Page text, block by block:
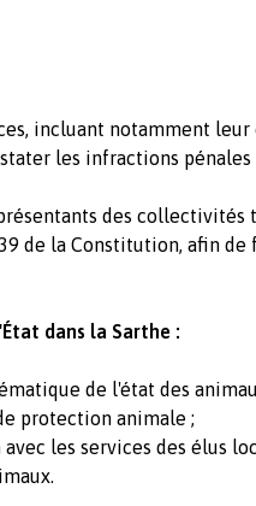
incluant notamment
les infractions
des
de la Constitution, afin de
dans la Sarthe :
de l'état des
protection animale ;
les services des élus